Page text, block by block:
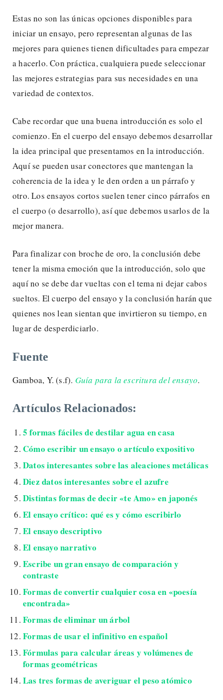
Estas no son las únicas opciones disponibles para
iniciar un ensayo, pero representan algunas de las
mejores para quienes tienen dificultades para empezar
a hacerlo. Con práctica, cualquiera puede seleccionar
las mejores estrategias para sus necesidades en una
variedad de contextos.
Cabe recordar que una buena introducción es solo el
comienzo. En el cuerpo del ensayo debemos desarrollar
la idea principal que presentamos en la introducción.
Aquí se pueden usar conectores que mantengan la
coherencia de la idea y le den orden a un párrafo y
otro. Los ensayos cortos suelen tener cinco párrafos en
el cuerpo (o desarrollo), así que debemos usarlos de la
mejor manera.
Para finalizar con broche de oro, la conclusión debe
tener la misma emoción que la introducción, solo que
aquí no se debe dar vueltas con el tema ni dejar cabos
sueltos. El cuerpo del ensayo y la conclusión harán que
quienes nos lean sientan que invirtieron su tiempo, en
lugar de desperdiciarlo.
Fuente
Gamboa, Y. (s.f). Guía para la escritura del ensayo.
Artículos Relacionados:
5 formas fáciles de destilar agua en casa
Cómo escribir un ensayo o artículo expositivo
Datos interesantes sobre las aleaciones metálicas
Diez datos interesantes sobre el azufre
Distintas formas de decir «te Amo» en japonés
El ensayo crítico: qué es y cómo escribirlo
El ensayo descriptivo
El ensayo narrativo
Escribe un gran ensayo de comparación y
contraste
Formas de convertir cualquier cosa en «poesía
encontrada»
Formas de eliminar un árbol
Formas de usar el infinitivo en español
Fórmulas para calcular áreas y volúmenes de
formas geométricas
Las tres formas de averiguar el peso atómico